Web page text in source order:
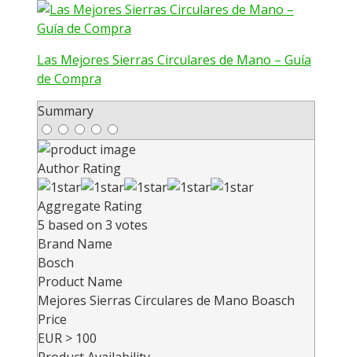
Las Mejores Sierras Circulares de Mano – Guía
de Compra
Summary
Author Rating
Aggregate Rating
5 based on 3 votes
Brand Name
Bosch
Product Name
Mejores Sierras Circulares de Mano Boasch
Price
EUR > 100